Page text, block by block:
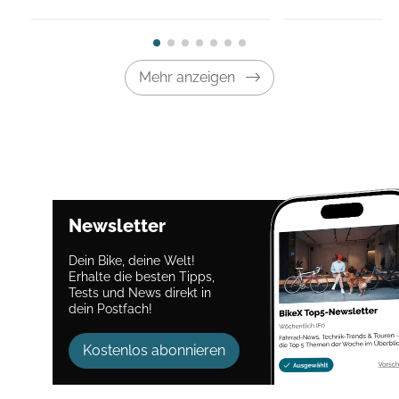
Mehr anzeigen
Newsletter
Dein Bike, deine Welt!
Erhalte die besten Tipps,
Tests und News direkt in
dein Postfach!
Kostenlos abonnieren